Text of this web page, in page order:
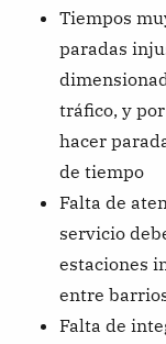
Tiempos
paradas
tráfico, y
hacer
de tiempo
Falta de
servicio
estaciones
entre
Falta de